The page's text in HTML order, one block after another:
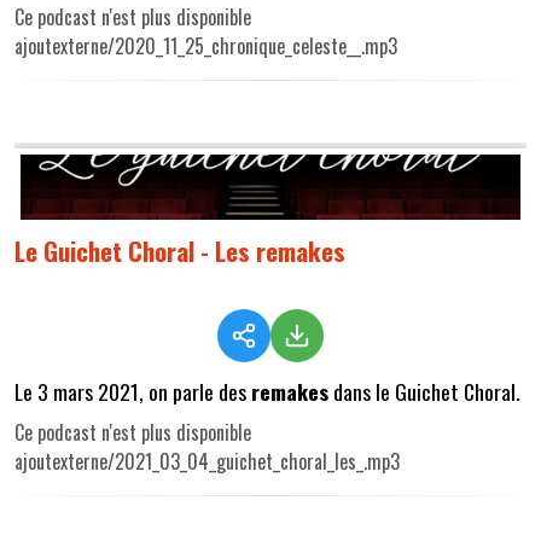
Ce podcast n'est plus disponible
ajoutexterne/2020_11_25_chronique_celeste__.mp3
Le Guichet Choral - Les remakes
Le 3 mars 2021, on parle desremakesdans le Guichet Choral.
Ce podcast n'est plus disponible
ajoutexterne/2021_03_04_guichet_choral_les_.mp3